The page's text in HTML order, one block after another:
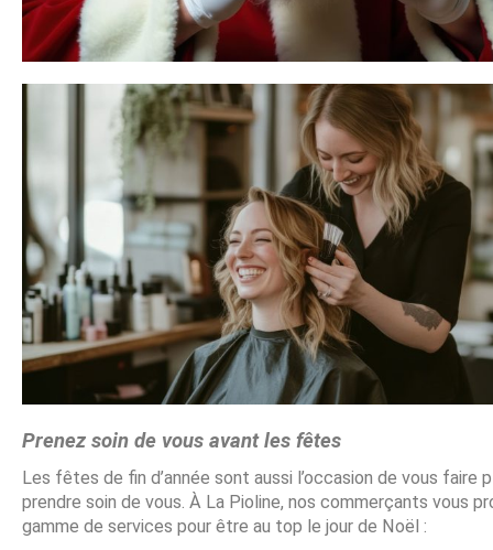
Prenez soin de vous avant les fêtes
Les fêtes de fin d’année sont aussi l’occasion de vous faire
prendre soin de vous. À La Pioline, nos commerçants vous
gamme de services pour être au top le jour de Noël :